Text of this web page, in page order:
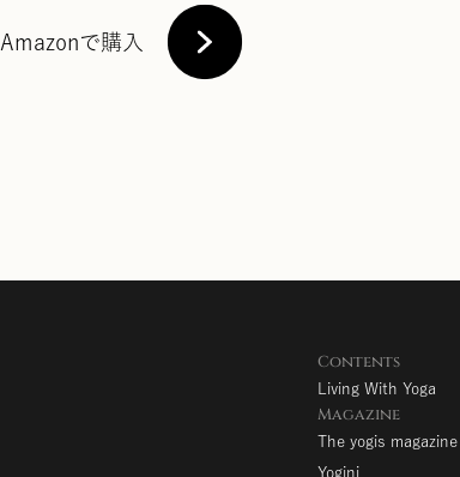
Amazonで購入
Contents
Living With Yoga
Magazine
The yogis magazine
Yogini